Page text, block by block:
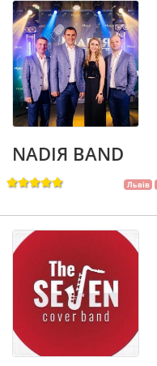
NADIЯ BAND
Львів